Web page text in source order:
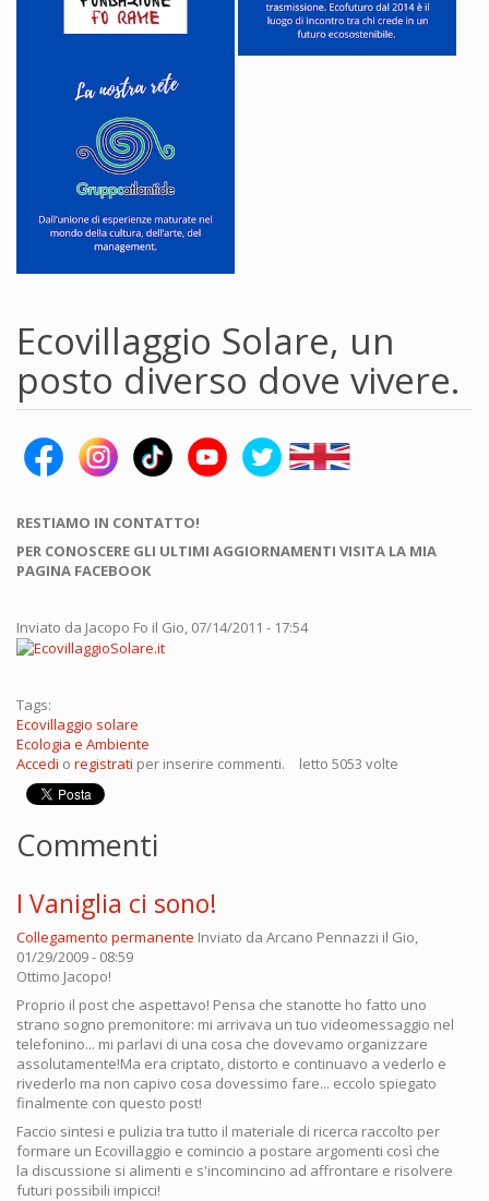
Ecovillaggio Solare, un
posto diverso dove vivere.
RESTIAMO IN CONTATTO!
PER CONOSCERE GLI ULTIMI AGGIORNAMENTI VISITA LA MIA
PAGINA FACEBOOK
Inviato da Jacopo Fo il Gio, 07/14/2011 - 17:54
Tags:
Ecovillaggio solare
Ecologia e Ambiente
Accedi o registrati per inserire commenti. letto 5053 volte
Commenti
I Vaniglia ci sono!
Collegamento permanente Inviato da Arcano Pennazzi il Gio,
01/29/2009 - 08:59
Ottimo Jacopo!
Proprio il post che aspettavo! Pensa che stanotte ho fatto uno
strano sogno premonitore: mi arrivava un tuo videomessaggio nel
telefonino... mi parlavi di una cosa che dovevamo organizzare
assolutamente!Ma era criptato, distorto e continuavo a vederlo e
rivederlo ma non capivo cosa dovessimo fare... eccolo spiegato
finalmente con questo post!
Faccio sintesi e pulizia tra tutto il materiale di ricerca raccolto per
formare un Ecovillaggio e comincio a postare argomenti così che
la discussione si alimenti e s'incomincino ad affrontare e risolvere
futuri possibili impicci!